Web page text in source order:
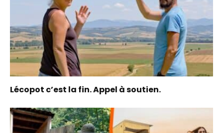
Lécopot c’est la fin. Appel à soutien.